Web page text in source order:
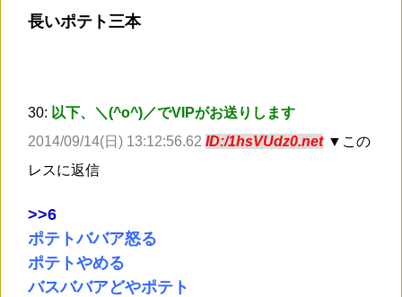
長いポテト三本
30: 以下、＼(^o^)／でVIPがお送りします
2014/09/14(日) 13:12:56.62 ID:/1hsVUdz0.net ▼この
レスに返信
>>6
ポテトババア怒る
ポテトやめる
バスババアどやポテト